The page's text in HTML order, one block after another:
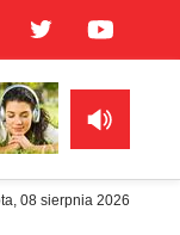
08 sierpnia 2026